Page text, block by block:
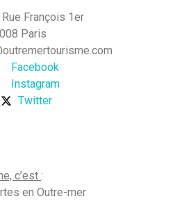
François 1er
Paris
Facebook
Instagram
Twitter
c’est :
en Outre-mer